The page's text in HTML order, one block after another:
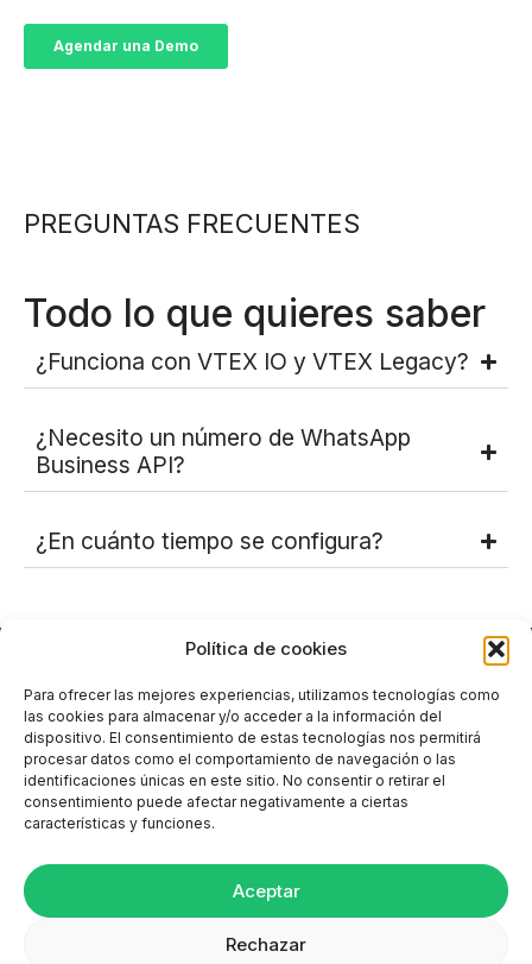
Polí­tica de cookies
Para ofrecer las mejores experiencias, utilizamos tecnologías como
las cookies para almacenar y/o acceder a la información del
dispositivo. El consentimiento de estas tecnologías nos permitirá
procesar datos como el comportamiento de navegación o las
identificaciones únicas en este sitio. No consentir o retirar el
consentimiento puede afectar negativamente a ciertas
características y funciones.
Aceptar
Rechazar
PREGUNTAS FRECUENTES
Todo lo que quieres saber
¿Funciona con VTEX IO y VTEX Legacy?
¿Necesito un número de WhatsApp
Business API?
¿En cuánto tiempo se configura?